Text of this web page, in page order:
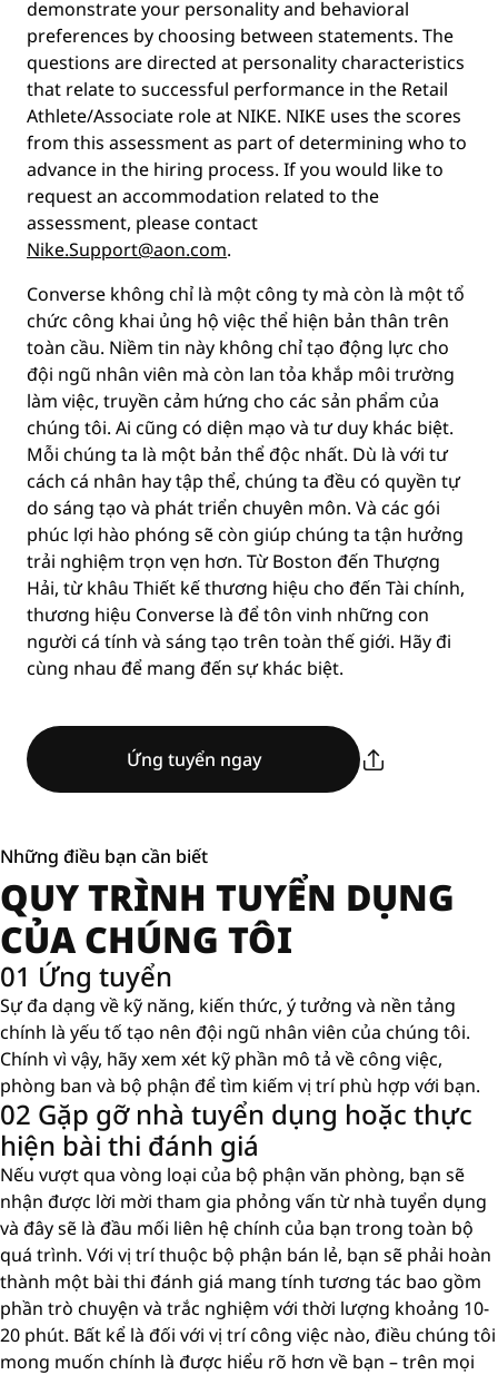
demonstrate your personality and behavioral
preferences by choosing between statements. The
questions are directed at personality characteristics
that relate to successful performance in the Retail
Athlete/Associate role at NIKE. NIKE uses the scores
from this assessment as part of determining who to
advance in the hiring process. If you would like to
request an accommodation related to the
assessment, please contact
Nike.Support@aon.com.
Converse không chỉ là một công ty mà còn là một tổ
chức công khai ủng hộ việc thể hiện bản thân trên
toàn cầu. Niềm tin này không chỉ tạo động lực cho
đội ngũ nhân viên mà còn lan tỏa khắp môi trường
làm việc, truyền cảm hứng cho các sản phẩm của
chúng tôi. Ai cũng có diện mạo và tư duy khác biệt.
Mỗi chúng ta là một bản thể độc nhất. Dù là với tư
cách cá nhân hay tập thể, chúng ta đều có quyền tự
do sáng tạo và phát triển chuyên môn. Và các gói
phúc lợi hào phóng sẽ còn giúp chúng ta tận hưởng
trải nghiệm trọn vẹn hơn. Từ Boston đến Thượng
Hải, từ khâu Thiết kế thương hiệu cho đến Tài chính,
thương hiệu Converse là để tôn vinh những con
người cá tính và sáng tạo trên toàn thế giới. Hãy đi
cùng nhau để mang đến sự khác biệt.
Ứng tuyển ngay
Những điều bạn cần biết
QUY TRÌNH TUYỂN DỤNG
CỦA CHÚNG TÔI
01 Ứng tuyển
Sự đa dạng về kỹ năng, kiến ​​thức, ý tưởng và nền tảng
chính là yếu tố tạo nên đội ngũ nhân viên của chúng tôi.
Chính vì vậy, hãy xem xét kỹ phần mô tả về công việc,
phòng ban và bộ phận để tìm kiếm vị trí phù hợp với bạn.
02 Gặp gỡ nhà tuyển dụng hoặc thực
hiện bài thi đánh giá
Nếu vượt qua vòng loại của bộ phận văn phòng, bạn sẽ
nhận được lời mời tham gia phỏng vấn từ nhà tuyển dụng
và đây sẽ là đầu mối liên hệ chính của bạn trong toàn bộ
quá trình. Với vị trí thuộc bộ phận bán lẻ, bạn sẽ phải hoàn
thành một bài thi đánh giá mang tính tương tác bao gồm
phần trò chuyện và trắc nghiệm với thời lượng khoảng 10-
20 phút. Bất kể là đối với vị trí công việc nào, điều chúng tôi
mong muốn chính là được hiểu rõ hơn về bạn – trên mọi